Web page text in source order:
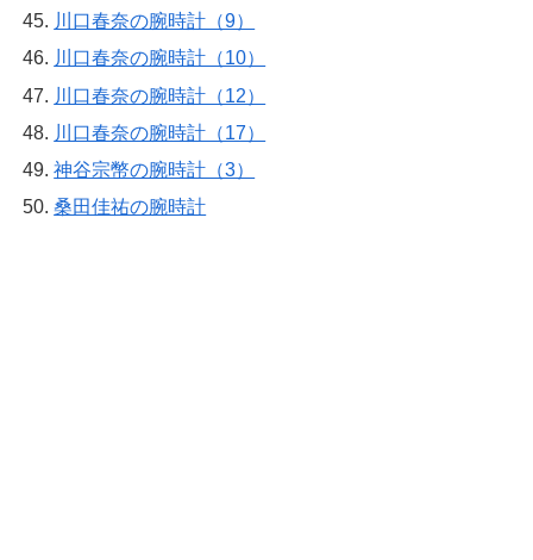
川口春奈の腕時計（9）
川口春奈の腕時計（10）
川口春奈の腕時計（12）
川口春奈の腕時計（17）
神谷宗幣の腕時計（3）
桑田佳祐の腕時計